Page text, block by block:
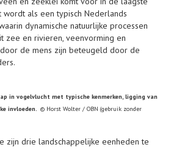
als een typisch Nederlands
dynamische natuurlijke processen
zee en rivieren, veenvorming en
de mens zijn beteugeld door de
in vogelvlucht met typische kenmerken, ligging van
invloeden. © Horst Wolter / OBN (gebruik zonder
zijn drie landschappelijke eenheden te